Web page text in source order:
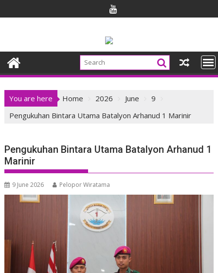
to
You are here Home 2026 June
9
Pengukuhan Bintara Utama Batalyon Arhanud 1 Marinir
Pengukuhan Bintara Utama Batalyon Arhanud 1
Marinir
9 June 2026 Pelopor Wiratama